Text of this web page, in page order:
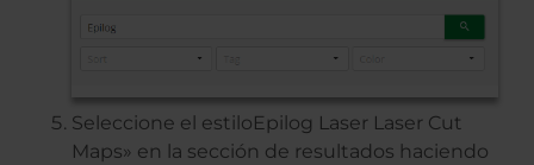
Seleccione el estiloEpilog Laser Laser Cut
Maps» en la sección de resultados haciendo